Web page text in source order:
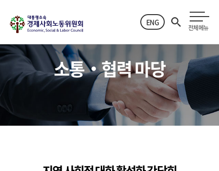
ENG
전체메뉴
소통‧협력 마당